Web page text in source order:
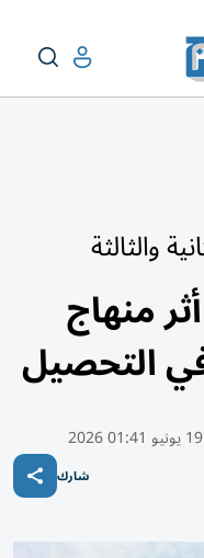
والثالثة
منهاج
التحصيل
19 يونيو 01:41 2026
شارك